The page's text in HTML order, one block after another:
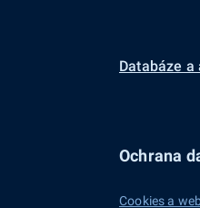
Databáze a
Ochrana
Cookies a